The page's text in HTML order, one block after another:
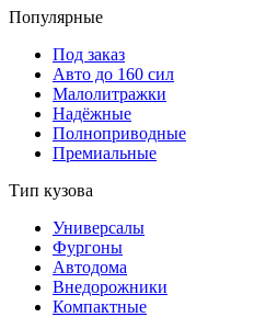
Популярные
Под заказ
Авто до 160 сил
Малолитражки
Надёжные
Полноприводные
Премиальные
Тип кузова
Универсалы
Фургоны
Автодома
Внедорожники
Компактные